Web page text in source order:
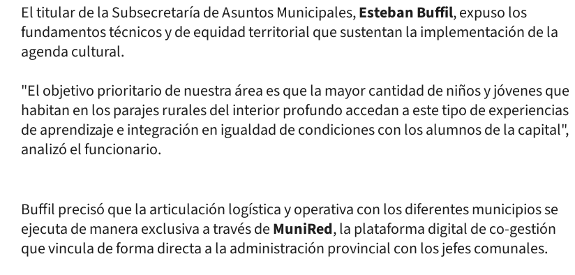
El titular de la Subsecretaría de Asuntos Municipales,Esteban Buffil, expuso los
fundamentos técnicos y de equidad territorial que sustentan la implementación de la
agenda cultural.
"El objetivo prioritario de nuestra área es que la mayor cantidad de niños y jóvenes que
habitan en los parajes rurales del interior profundo accedan a este tipo de experiencias
de aprendizaje e integración en igualdad de condiciones con los alumnos de la capital",
analizó el funcionario.
Buffil precisó que la articulación logística y operativa con los diferentes municipios se
ejecuta de manera exclusiva a través deMuniRed, la plataforma digital de co-gestión
que vincula de forma directa a la administración provincial con los jefes comunales.